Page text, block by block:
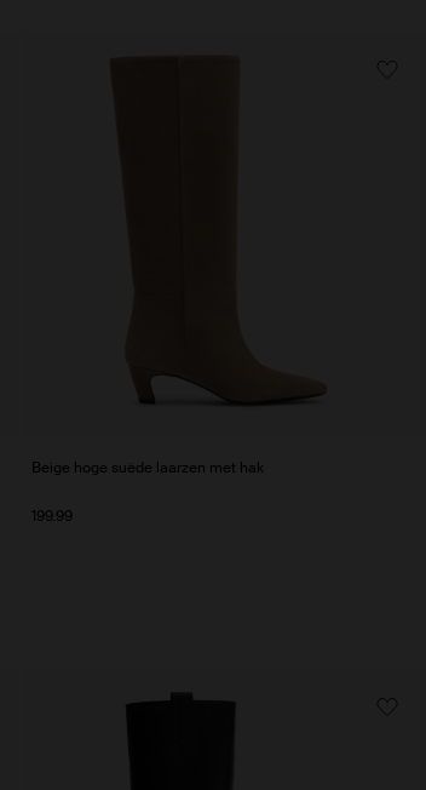
Beige hoge suède laarzen met hak
199.99